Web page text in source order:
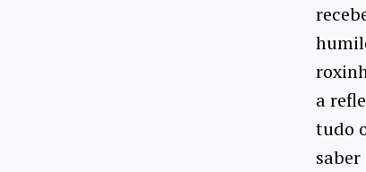
a
tudo